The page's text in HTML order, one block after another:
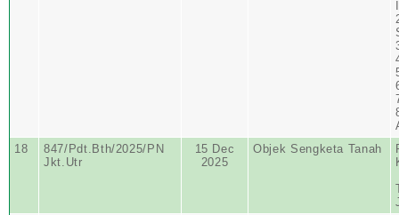
18
847/Pdt.Bth/2025/PN
Jkt.Utr
15 Dec
2025
Objek Sengketa Tanah